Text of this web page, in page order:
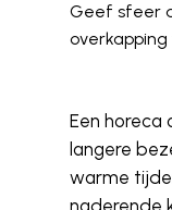
Geef sfeer
overkapping
Een horeca
langere
warme
naderende